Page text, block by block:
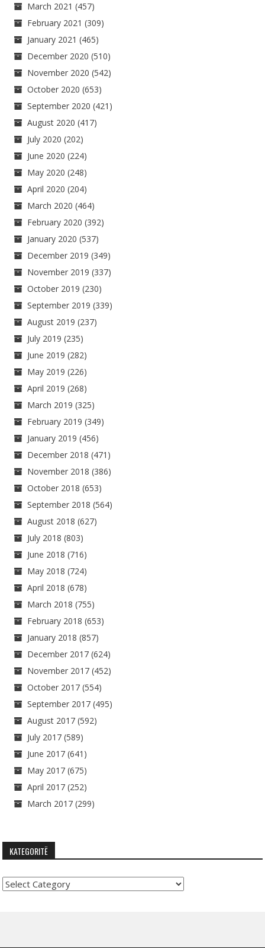
March 2021 (457)
February 2021 (309)
January 2021 (465)
December 2020 (510)
November 2020 (542)
October 2020 (653)
September 2020 (421)
August 2020 (417)
July 2020 (202)
June 2020 (224)
May 2020 (248)
April 2020 (204)
March 2020 (464)
February 2020 (392)
January 2020 (537)
December 2019 (349)
November 2019 (337)
October 2019 (230)
September 2019 (339)
August 2019 (237)
July 2019 (235)
June 2019 (282)
May 2019 (226)
April 2019 (268)
March 2019 (325)
February 2019 (349)
January 2019 (456)
December 2018 (471)
November 2018 (386)
October 2018 (653)
September 2018 (564)
August 2018 (627)
July 2018 (803)
June 2018 (716)
May 2018 (724)
April 2018 (678)
March 2018 (755)
February 2018 (653)
January 2018 (857)
December 2017 (624)
November 2017 (452)
October 2017 (554)
September 2017 (495)
August 2017 (592)
July 2017 (589)
June 2017 (641)
May 2017 (675)
April 2017 (252)
March 2017 (299)
KATEGORITË
Kategoritë